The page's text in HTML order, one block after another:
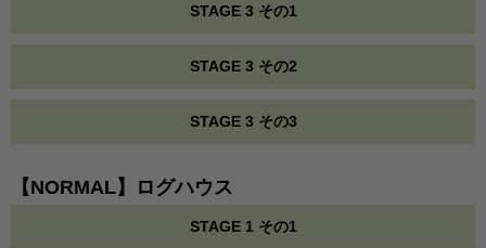
STAGE 3 その1
STAGE 3 その2
STAGE 3 その3
【NORMAL】ログハウス
STAGE 1 その1